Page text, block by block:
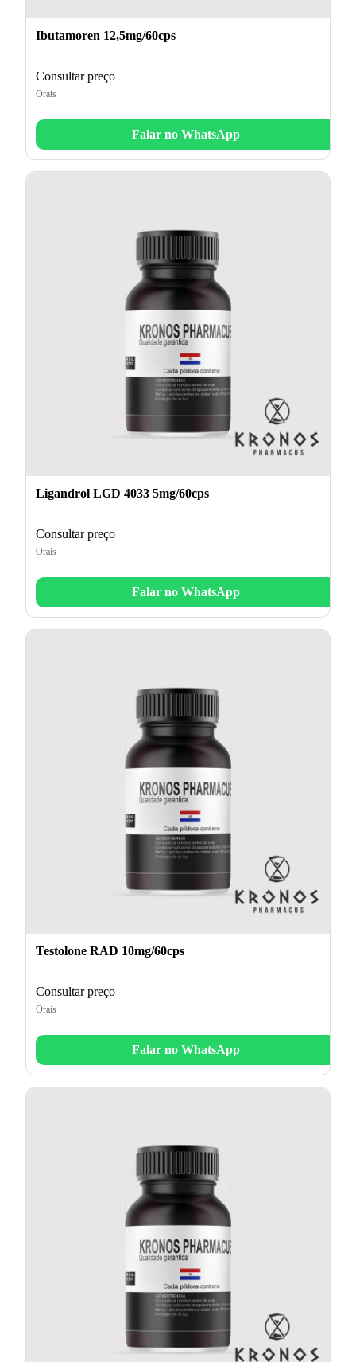
Ibutamoren 12,5mg/60cps
Consultar preço
Orais
Falar no WhatsApp
Ligandrol LGD 4033 5mg/60cps
Consultar preço
Orais
Falar no WhatsApp
Testolone RAD 10mg/60cps
Consultar preço
Orais
Falar no WhatsApp